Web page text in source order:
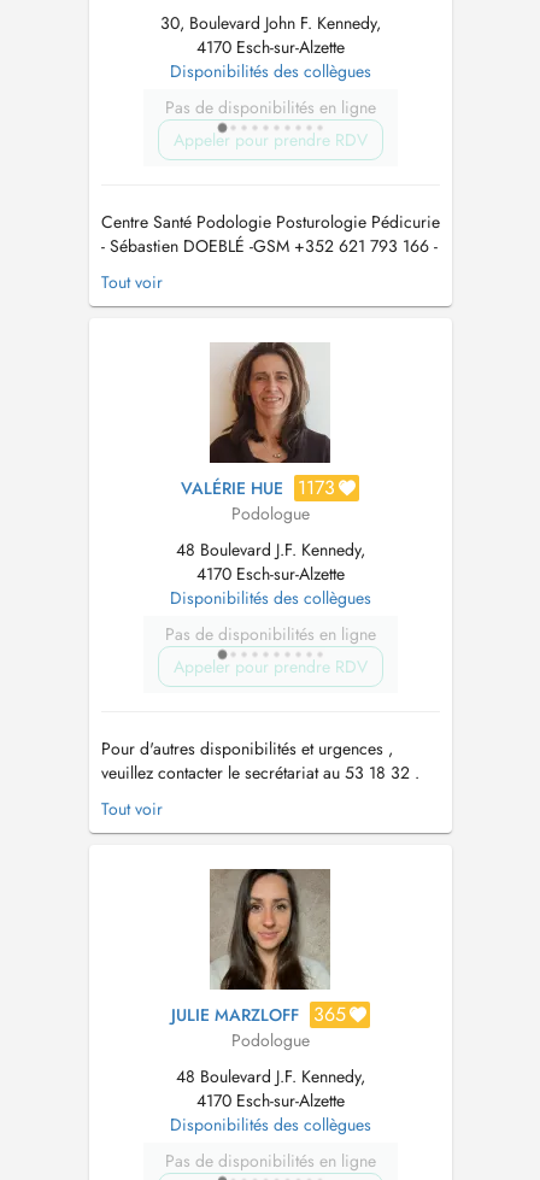
30, Boulevard John F. Kennedy,
4170 Esch-sur-Alzette
Disponibilités des collègues
Pas de disponibilités en ligne
Appeler pour prendre RDV
Centre Santé Podologie Posturologie Pédicurie
- Sébastien DOEBLÉ -GSM +352 621 793 166 -
vous accueille sur RDV enfants, adolescents,
adultes, seniors, sportifs dans son cabinet.
règlement s'effectue exclusivement en espèces.
Information compl...
Tout voir
VALÉRIE HUE 1173
Podologue
48 Boulevard J.F. Kennedy,
4170 Esch-sur-Alzette
Disponibilités des collègues
Pas de disponibilités en ligne
Appeler pour prendre RDV
Pour d'autres disponibilités et urgences ,
veuillez contacter le secrétariat au 53 18 32 .
Amener lors du 1er rendez-vous: - Ordonnance
médicale - Comptes rendus radios , examens
Chaussures de s...
Tout voir
JULIE MARZLOFF 365
Podologue
48 Boulevard J.F. Kennedy,
4170 Esch-sur-Alzette
Disponibilités des collègues
Pas de disponibilités en ligne